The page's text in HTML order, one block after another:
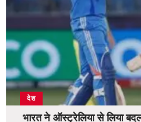
देश
भारत ने ऑस्ट्रेलिया से लिया